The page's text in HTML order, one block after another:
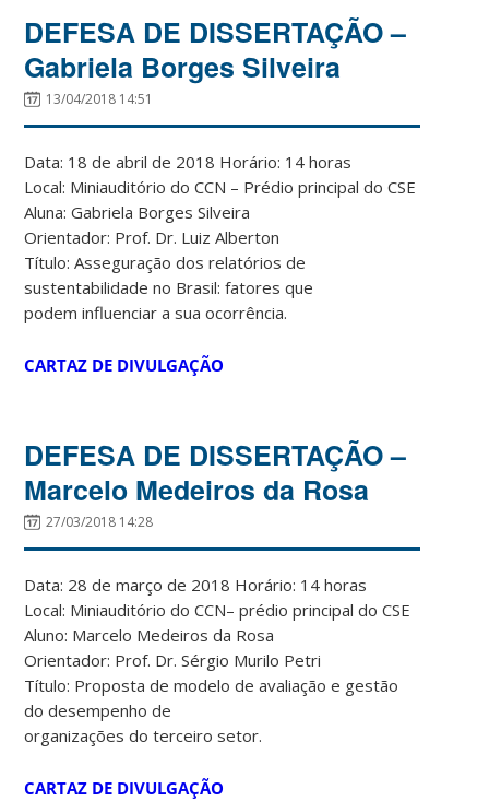
DEFESA DE DISSERTAÇÃO –
Gabriela Borges Silveira
13/04/2018 14:51
Data: 18 de abril de 2018 Horário: 14 horas
Local: Miniauditório do CCN – Prédio principal do CSE
Aluna: Gabriela Borges Silveira
Orientador: Prof. Dr. Luiz Alberton
Título: Asseguração dos relatórios de
sustentabilidade no Brasil: fatores que
podem influenciar a sua ocorrência.
CARTAZ DE DIVULGAÇÃO
DEFESA DE DISSERTAÇÃO –
Marcelo Medeiros da Rosa
27/03/2018 14:28
Data: 28 de março de 2018 Horário: 14 horas
Local: Miniauditório do CCN– prédio principal do CSE
Aluno: Marcelo Medeiros da Rosa
Orientador: Prof. Dr. Sérgio Murilo Petri
Título: Proposta de modelo de avaliação e gestão
do desempenho de
organizações do terceiro setor.
CARTAZ DE DIVULGAÇÃO